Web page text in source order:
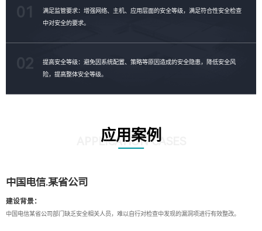
满足监管要求：增强网络、主机、应用层面的安全等级，满足符合性安全检查
中对安全的要求。
提高安全等级：避免因系统配置、策略等原因造成的安全隐患，降低安全风
险，提高整体安全等级。
应用案例
APPLICATION CASES
中国电信.某省公司
建设背景：
中国电信某省公司部门缺乏安全相关人员，难以自行对检查中发现的漏洞项进行有效整改。